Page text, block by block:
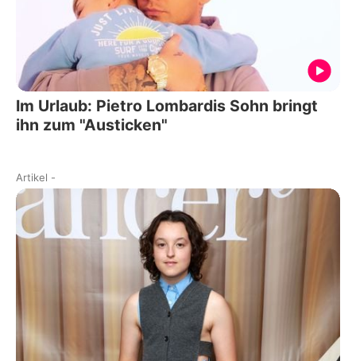
Im Urlaub: Pietro Lombardis Sohn bringt
ihn zum "Austicken"
Artikel -